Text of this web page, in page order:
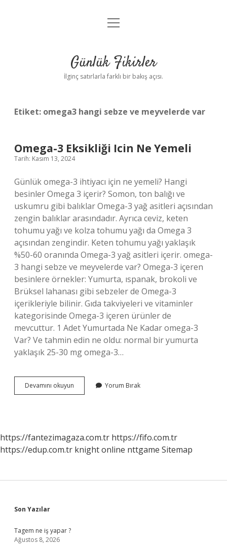
Anasayfa
Yasal Uyarı
menüyü
Günlük Fikirler
İlginç satırlarla farklı bir bakış açısı.
Etiket: omega3 hangi sebze ve meyvelerde var
Omega-3 Eksikliği Icin Ne Yemeli
Tarih: Kasım 13, 2024
Günlük omega-3 ihtiyacı için ne yemeli? Hangi
besinler Omega 3 içerir? Somon, ton balığı ve
uskumru gibi balıklar Omega-3 yağ asitleri açısından
zengin balıklar arasındadır. Ayrıca ceviz, keten
tohumu yağı ve kolza tohumu yağı da Omega 3
açısından zengindir. Keten tohumu yağı yaklaşık
%50-60 oranında Omega-3 yağ asitleri içerir. omega-
3 hangi sebze ve meyvelerde var? Omega-3 içeren
besinlere örnekler: Yumurta, ıspanak, brokoli ve
Brüksel lahanası gibi sebzeler de Omega-3
içerikleriyle bilinir. Gıda takviyeleri ve vitaminler
kategorisinde Omega-3 içeren ürünler de
mevcuttur. 1 Adet Yumurtada Ne Kadar omega-3
Var? Ve tahmin edin ne oldu: normal bir yumurta
yaklaşık 25-30 mg omega-3…
Devamını okuyun Omega-
3
Yorum Bırak
https://fantezimagaza.com.tr https://fifo.com.tr
https://edup.com.tr knight online nttgame Sitemap
Sidebar
Son Yazılar
Tagem ne iş yapar ?
Ağustos 8, 2026